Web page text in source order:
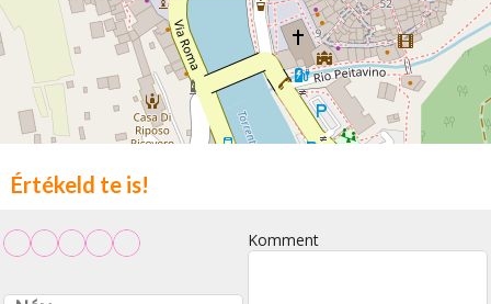
Értékeld te is!
Komment